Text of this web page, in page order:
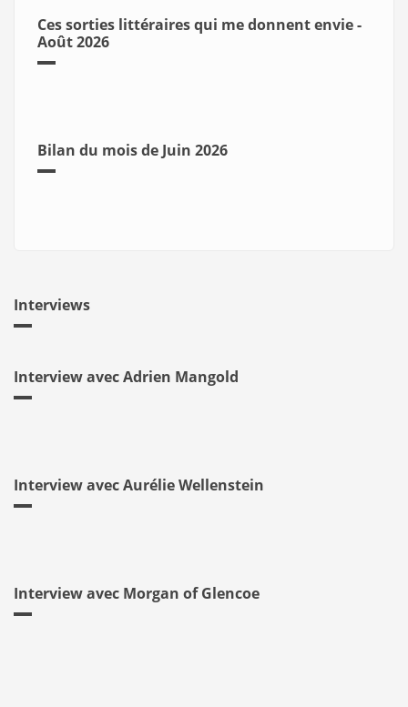
Ces sorties littéraires qui me donnent envie -
Août 2026
Bilan du mois de Juin 2026
Interviews
Interview avec Adrien Mangold
Interview avec Aurélie Wellenstein
Interview avec Morgan of Glencoe